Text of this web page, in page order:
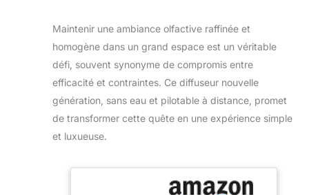
Maintenir une ambiance olfactive raffinée et
homogène dans un grand espace est un véritable
défi, souvent synonyme de compromis entre
efficacité et contraintes. Ce diffuseur nouvelle
génération, sans eau et pilotable à distance, promet
de transformer cette quête en une expérience simple
et luxueuse.